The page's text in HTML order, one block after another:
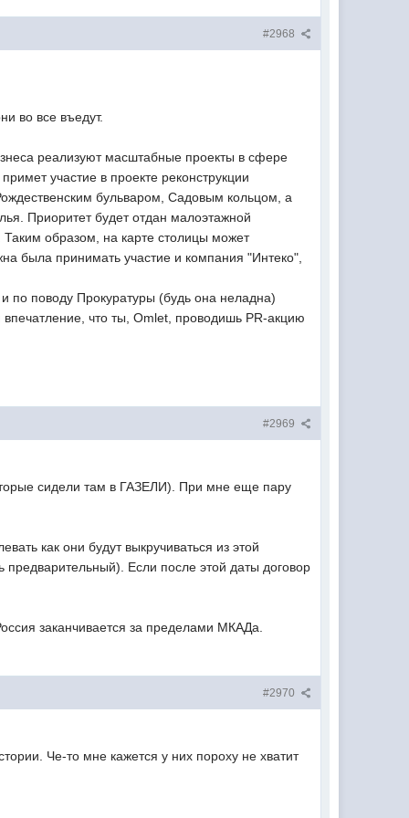
#2968
во все въедут.
реализуют масштабные проекты в сфере
участие в проекте реконструкции
бульваром, Садовым кольцом, а
Приоритет будет отдан малоэтажной
Таким образом, на карте столицы может
была принимать участие и компания "Интеко",
по поводу Прокуратуры (будь она неладна)
впечатление, что ты, Omlet, проводишь PR-акцию
#2969
сидели там в ГАЗЕЛИ). При мне еще пару
как они будут выкручиваться из этой
предварительный). Если после этой даты договор
заканчивается за пределами МКАДа.
#2970
Че-то мне кажется у них пороху не хватит